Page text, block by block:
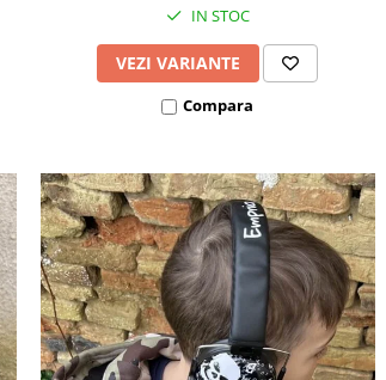
IN STOC
VEZI VARIANTE
Compara